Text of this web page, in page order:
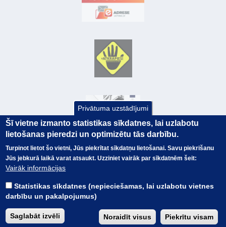
© Valsts kase 2017
Visas tiesības
EK GRĀMATVEDĪBAS KURSS
TERMINI
BUJ
PIEKĻŪSTAMĪBAS PAZIŅOJUMS
Privātuma uzstādījumi
Šī vietne izmanto statistikas sīkdatnes, lai uzlabotu
lietošanas pieredzi un optimizētu tās darbību.
Turpinot lietot šo vietni, Jūs piekrītat sīkdatņu lietošanai. Savu piekrišanu
Jūs jebkurā laikā varat atsaukt. Uzziniet vairāk par sīkdatnēm šeit:
Vairāk informācijas
Statistikas sīkdatnes (nepieciešamas, lai uzlabotu vietnes
darbību un pakalpojumus)
Saglabāt izvēli Noraidīt visus Piekrītu visam